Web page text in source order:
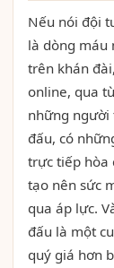
Nếu nói đội
là dòng máu
trên khán
online, qua
những người
đấu, có
trực tiếp hòa
tạo nên sức
qua áp lực.
đấu là một
quý giá hơn